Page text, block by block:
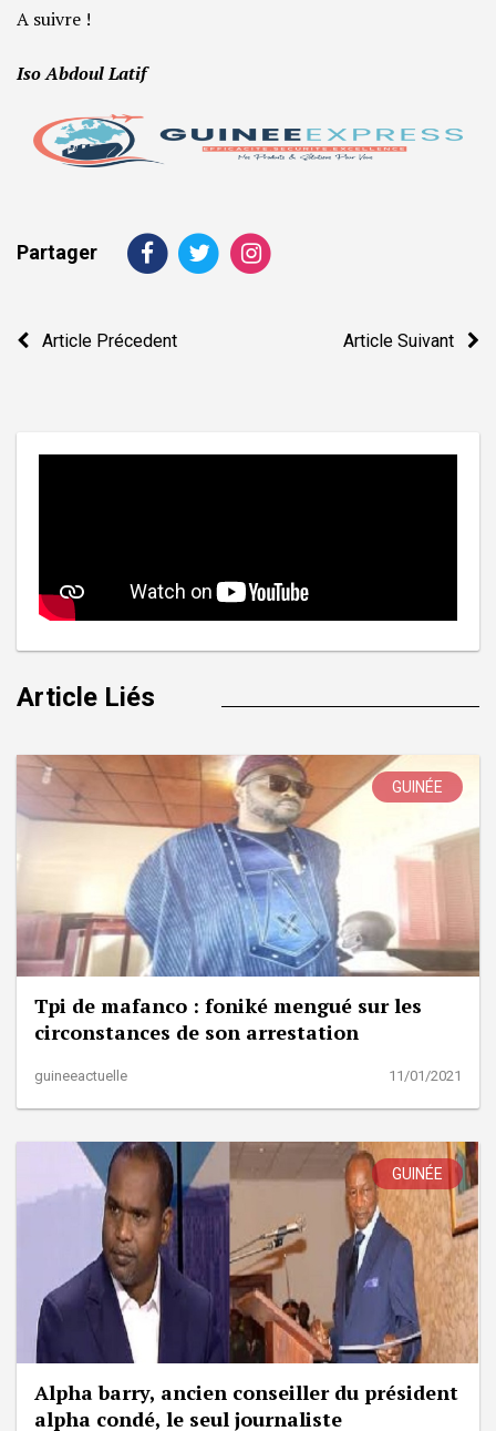
A suivre !
Iso Abdoul Latif
Partager
Navigation
Article Précedent Article Suivant
Article Liés
GUINÉE
Tpi de mafanco : foniké mengué sur les
circonstances de son arrestation
guineeactuelle 11/01/2021
GUINÉE
Alpha barry, ancien conseiller du président
alpha condé, le seul journaliste